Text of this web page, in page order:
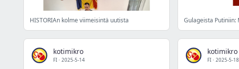
HISTORIAn kolme viimeisintä uutista
kotimikro
FI · 2025-5-14
kotimikro
FI · 2025-5-18